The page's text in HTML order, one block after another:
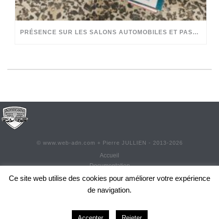
PRÉSENCE SUR LES SALONS AUTOMOBILES ET PASSION PARTAGÉE
© www.web-adn.com + Pierre JULLIEN - 2013- 2026
Accueil
Documentation
Contact
Adhésion
Réadhésion
Mentions légales
Ce site web utilise des cookies pour améliorer votre expérience
de navigation.